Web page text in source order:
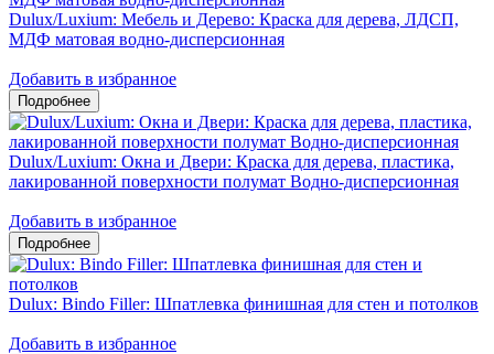
Dulux/Luxium: Мебель и Дерево: Краска для дерева, ЛДСП,
МДФ матовая водно-дисперсионная
Добавить в избранное
Dulux/Luxium: Окна и Двери: Краска для дерева, пластика,
лакированной поверхности полумат Водно-дисперсионная
Добавить в избранное
Dulux: Bindo Filler: Шпатлевка финишная для стен и потолков
Добавить в избранное